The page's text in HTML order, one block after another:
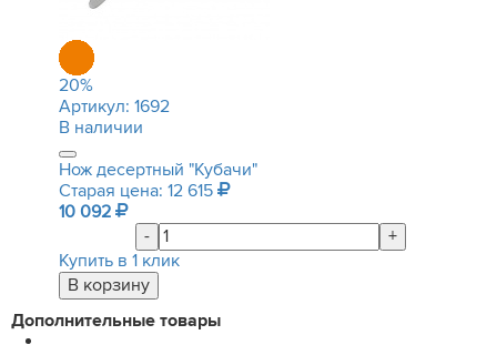
20%
Артикул: 1692
В наличии
Нож десертный "Кубачи"
Старая цена: 12 615
10 092
-
+
Купить в 1 клик
Дополнительные товары